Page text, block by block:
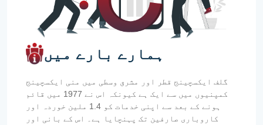
ہمارے بارے میں
گلف ایکسچینج قطر اور مشرق وسطی میں منی ایکسچینج
کمپنیوں میں سے ایک ہے کیونکہ اس نے 1977 میں قائم
ہونے کے بعد سے اپنی خدمات کو 1.4 ملین خوردہ اور
کاروباری صارفین تک پہنچایا ہے۔ اس کے بانی اور